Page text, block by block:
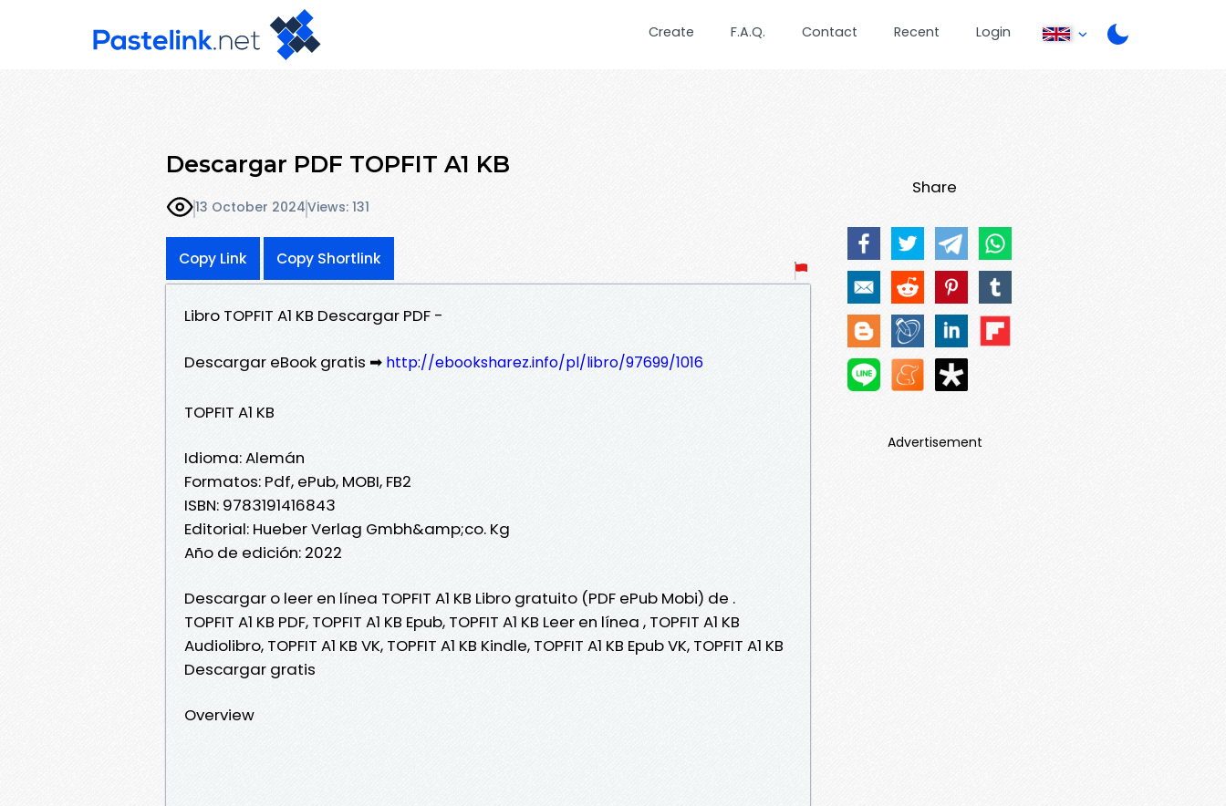
Create F.A.Q. Contact Recent Login
Descargar PDF TOPFIT A1 KB
13 October 2024Views: 131
Copy Link Copy Shortlink
Libro TOPFIT A1 KB Descargar PDF -
Descargar eBook gratis ➡ http://ebooksharez.info/pl/libro/97699/1016
TOPFIT A1 KB
Idioma: Alemán
Formatos: Pdf, ePub, MOBI, FB2
ISBN: 9783191416843
Editorial: Hueber Verlag Gmbh&amp;co. Kg
Año de edición: 2022
Descargar o leer en línea TOPFIT A1 KB Libro gratuito (PDF ePub Mobi) de .
TOPFIT A1 KB PDF, TOPFIT A1 KB Epub, TOPFIT A1 KB Leer en línea , TOPFIT A1 KB
Audiolibro, TOPFIT A1 KB VK, TOPFIT A1 KB Kindle, TOPFIT A1 KB Epub VK, TOPFIT A1 KB
Descargar gratis
Overview
Share
Advertisement